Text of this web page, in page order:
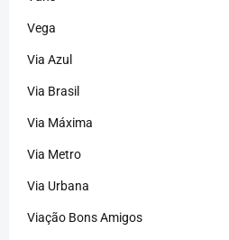
Vega
Via Azul
Via Brasil
Via Máxima
Via Metro
Via Urbana
Viação Bons Amigos